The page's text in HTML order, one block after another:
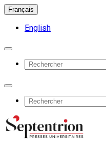
Français
English